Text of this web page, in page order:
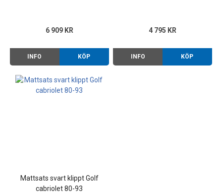
6 909 KR
INFO KÖP
4 795 KR
INFO KÖP
Mattsats svart klippt Golf
cabriolet 80-93